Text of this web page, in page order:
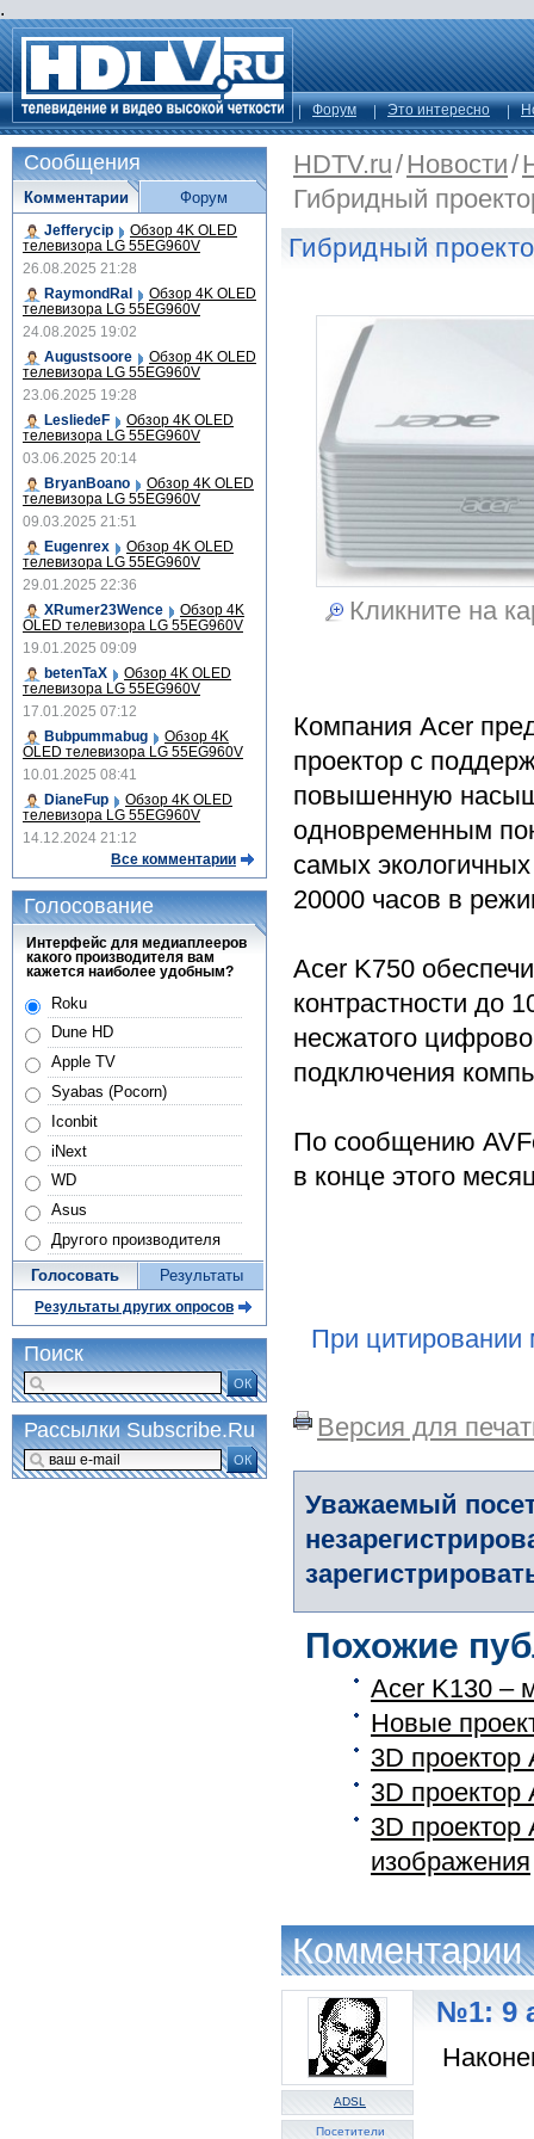
.
Форум Это интересно
HDTV.ru/Новости/
Гибридный
Гибридный
Кликните на
Компания Acer
проектор с
повышенную
одновременным
самых
20000 часов в
Acer K750
контрастности до
несжатого
подключения
По сообщению
в конце этого
При цитировании
Версия для
Уважаемый
Похожие
Acer K130 –
Новые
3D проектор
3D
3D
изображения
Комментарии
ADSL
Посетители
№1: 9
Сообщения
Комментарии
Jefferycip Обзор 4K OLED
телевизора LG 55EG960V
26.08.2025 21:28
RaymondRal
Обзор 4K OLED
телевизора LG 55EG960V
24.08.2025 19:02
Augustsoore
Обзор 4K OLED
телевизора LG 55EG960V
23.06.2025 19:28
LesliedeF
Обзор 4K OLED
телевизора LG 55EG960V
03.06.2025 20:14
BryanBoano
Обзор 4K OLED
телевизора LG 55EG960V
09.03.2025 21:51
Eugenrex
Обзор 4K OLED
телевизора LG 55EG960V
29.01.2025 22:36
XRumer23Wence
Обзор 4K
OLED телевизора LG 55EG960V
19.01.2025 09:09
betenTaX
Обзор 4K OLED
телевизора LG 55EG960V
17.01.2025 07:12
Bubpummabug
Обзор 4K
OLED телевизора LG 55EG960V
10.01.2025 08:41
DianeFup
Обзор 4K OLED
телевизора LG 55EG960V
14.12.2024 21:12
Все комментарии
Форум
Голосование
Интерфейс для медиаплееров
какого производителя вам
кажется наиболее удобным?
Roku
Dune HD
Apple TV
Syabas (Pocorn)
Iconbit
iNext
WD
Asus
Другого производителя
Голосовать Результаты
Результаты других опросов
Поиск
ОК
Рассылки Subscribe.Ru
ОК